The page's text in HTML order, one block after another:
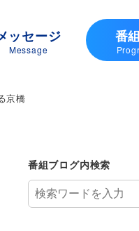
ッセージ
Message
番
京橋
番組ブログ内検索